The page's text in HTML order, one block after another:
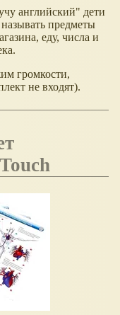
английский" дети
предметы
еду, числа и
громкости,
не входят).